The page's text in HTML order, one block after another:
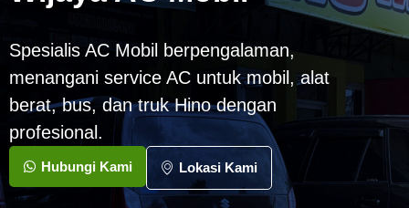
Spesialis AC Mobil berpengalaman,
menangani service AC untuk mobil, alat
berat, bus, dan truk Hino dengan
profesional.
Hubungi Kami Lokasi Kami